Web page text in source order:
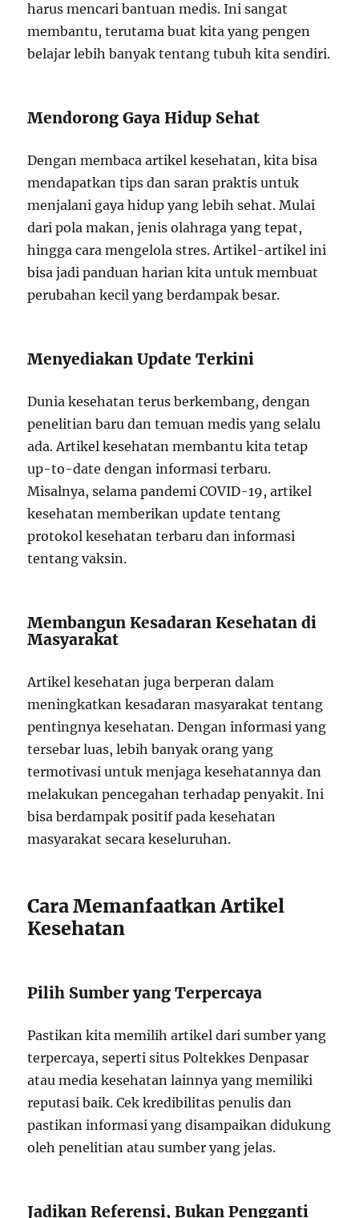
harus mencari bantuan medis. Ini sangat
membantu, terutama buat kita yang pengen
belajar lebih banyak tentang tubuh kita sendiri.
Mendorong Gaya Hidup Sehat
Dengan membaca artikel kesehatan, kita bisa
mendapatkan tips dan saran praktis untuk
menjalani gaya hidup yang lebih sehat. Mulai
dari pola makan, jenis olahraga yang tepat,
hingga cara mengelola stres. Artikel-artikel ini
bisa jadi panduan harian kita untuk membuat
perubahan kecil yang berdampak besar.
Menyediakan Update Terkini
Dunia kesehatan terus berkembang, dengan
penelitian baru dan temuan medis yang selalu
ada. Artikel kesehatan membantu kita tetap
up-to-date dengan informasi terbaru.
Misalnya, selama pandemi COVID-19, artikel
kesehatan memberikan update tentang
protokol kesehatan terbaru dan informasi
tentang vaksin.
Membangun Kesadaran Kesehatan di
Masyarakat
Artikel kesehatan juga berperan dalam
meningkatkan kesadaran masyarakat tentang
pentingnya kesehatan. Dengan informasi yang
tersebar luas, lebih banyak orang yang
termotivasi untuk menjaga kesehatannya dan
melakukan pencegahan terhadap penyakit. Ini
bisa berdampak positif pada kesehatan
masyarakat secara keseluruhan.
Cara Memanfaatkan Artikel
Kesehatan
Pilih Sumber yang Terpercaya
Pastikan kita memilih artikel dari sumber yang
terpercaya, seperti situs Poltekkes Denpasar
atau media kesehatan lainnya yang memiliki
reputasi baik. Cek kredibilitas penulis dan
pastikan informasi yang disampaikan didukung
oleh penelitian atau sumber yang jelas.
Jadikan Referensi, Bukan Pengganti